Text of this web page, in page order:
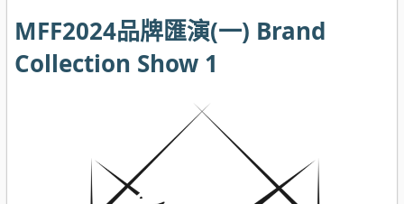
MFF2024品牌匯演(一) Brand
Collection Show 1